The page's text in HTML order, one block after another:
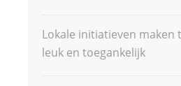
Lokale initiatieven maken
leuk en toegankelijk